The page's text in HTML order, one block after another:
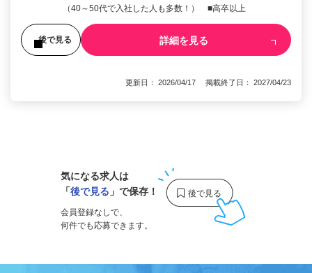
（40～50代で入社した人も多数！） ■高卒以上
後で見る 詳細を見る
更新日： 2026/04/17 掲載終了日： 2027/04/23
気になる求人は
「後で見る 」で保存！
会員登録なしで、
何件でも応募できます。